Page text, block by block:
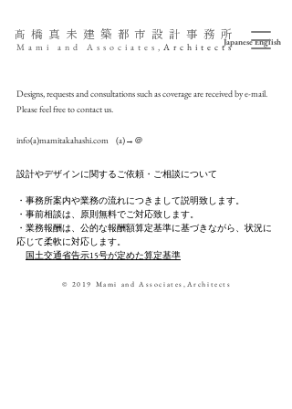
髙橋真未 建築 都市設計事務所
Mami and Associates, ArchitectsJapaneseEnglish
Designs, requests and consultations such as coverage are received by e-mail.
Please feel free to contact us.
info(a)mamitakahashi.com (a)→＠
設計やデザインに関するご依頼・ご相談について
・事務所案内や業務の流れにつきまして説明致します。
・事前相談は、原則無料でご対応致します。
・業務報酬は、公的な報酬額算定基準に基づきながら、状況に
応じて柔軟に対応します。
国土交通省告示15号が定めた算定基準
© 2019 Mami and Associates,Architects